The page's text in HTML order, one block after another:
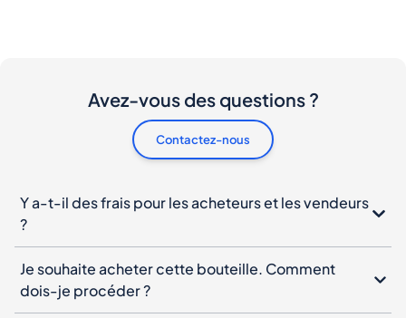
Y a-t-il des frais pour les acheteurs et les vendeurs
Je souhaite acheter cette bouteille. Comment
Que dois-je faire si ma bouteille arrive
endommagée ?
Puis-je annuler ma commande ?